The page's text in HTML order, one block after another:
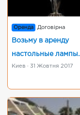
Оренда Договірна
Возьму в аренду
настольные лампы.
Киев · 31 Жовтня 2017